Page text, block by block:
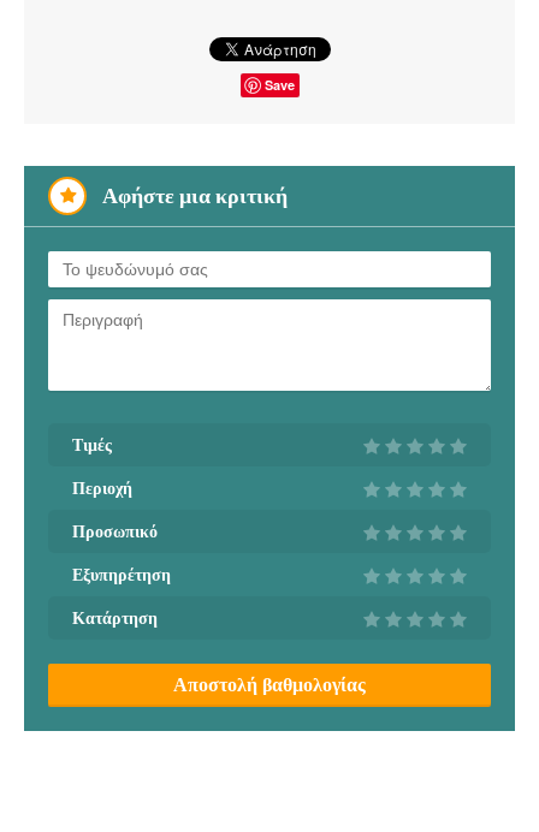
Save
Αφήστε μια κριτική
Τιμές
Περιοχή
Προσωπικό
Εξυπηρέτηση
Κατάρτηση
Αποστολή βαθμολογίας